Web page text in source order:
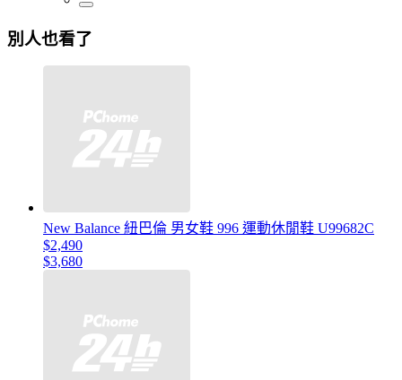
別人也看了
New Balance 紐巴倫 男女鞋 996 運動休閒鞋 U99682C
$2,490
$3,680